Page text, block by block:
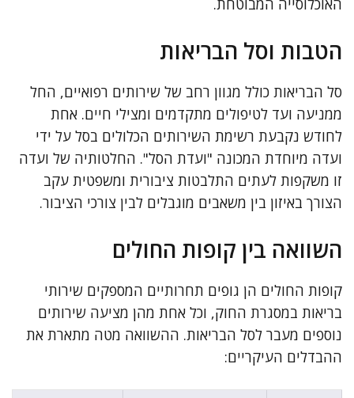
האוכלוסייה המבוטחת.
הטבות וסל הבריאות
סל הבריאות כולל מגוון רחב של שירותים רפואיים, החל
ממניעה ועד לטיפולים מתקדמים ומצילי חיים. אחת
לחודש נקבעת רשימת השירותים הכלולים בסל על ידי
ועדה מיוחדת המכונה "ועדת הסל". החלטותיה של ועדה
זו משקפות לעתים התלבטות ציבורית ומשפטית עקב
הצורך באיזון בין משאבים מוגבלים לבין צורכי הציבור.
השוואה בין קופות החולים
קופות החולים הן גופים תחרותיים המספקים שירותי
בריאות במסגרת החוק, וכל אחת מהן מציעה שירותים
נוספים מעבר לסל הבריאות. ההשוואה מטה מתארת את
ההבדלים העיקריים: